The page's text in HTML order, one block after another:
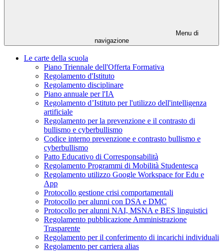
Menu di
navigazione
Le carte della scuola
Piano Triennale dell'Offerta Formativa
Regolamento d'Istituto
Regolamento disciplinare
Piano annuale per l'IA
Regolamento d’Istituto per l'utilizzo dell'intelligenza
artificiale
Regolamento per la prevenzione e il contrasto di
bullismo e cyberbullismo
Codice interno prevenzione e contrasto bullismo e
cyberbullismo
Patto Educativo di Corresponsabilità
Regolamento Programmi di Mobilità Studentesca
Regolamento utilizzo Google Workspace for Edu e
App
Protocollo gestione crisi comportamentali
Protocollo per alunni con DSA e DMC
Protocollo per alunni NAI, MSNA e BES linguistici
Regolamento pubblicazione Amministrazione
Trasparente
Regolamento per il conferimento di incarichi individuali
Regolamento per carriera alias